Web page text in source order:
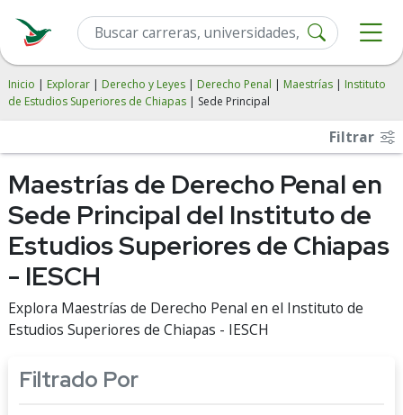
Inicio | Explorar | Derecho y Leyes | Derecho Penal | Maestrías | Instituto
de Estudios Superiores de Chiapas | Sede Principal
Filtrar
Maestrías de Derecho Penal en
Sede Principal del Instituto de
Estudios Superiores de Chiapas
- IESCH
Explora Maestrías de Derecho Penal en el Instituto de
Estudios Superiores de Chiapas - IESCH
Filtrado Por